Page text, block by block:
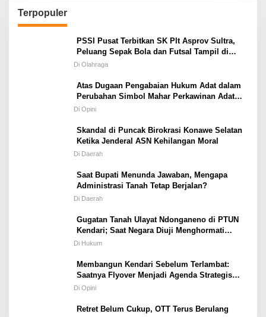
Terpopuler
PSSI Pusat Terbitkan SK Plt Asprov Sultra,
Peluang Sepak Bola dan Futsal Tampil di
Porprov Tetap Terbuka
Di Olahraga
Atas Dugaan Pengabaian Hukum Adat dalam
Perubahan Simbol Mahar Perkawinan Adat
Masyarakat Pulau Wawonii
Di Opini
Skandal di Puncak Birokrasi Konawe Selatan
Ketika Jenderal ASN Kehilangan Moral
Di Daerah
Saat Bupati Menunda Jawaban, Mengapa
Administrasi Tanah Tetap Berjalan?
Di Daerah
Gugatan Tanah Ulayat Ndonganeno di PTUN
Kendari; Saat Negara Diuji Menghormati
Hukum atau Kekuasaan
Di Hukum
Membangun Kendari Sebelum Terlambat:
Saatnya Flyover Menjadi Agenda Strategis
Kota
Di Opini
Retret Belum Cukup, OTT Terus Berulang